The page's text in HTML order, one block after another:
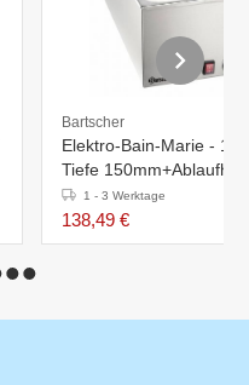
Bartscher
Elektro-Bain-Marie - 1/1
Tiefe
340x590x(h)240mm
1 - 3 Werktage
138,49 €